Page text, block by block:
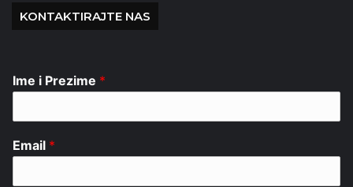
KONTAKTIRAJTE NAS
Ime i Prezime *
Email *